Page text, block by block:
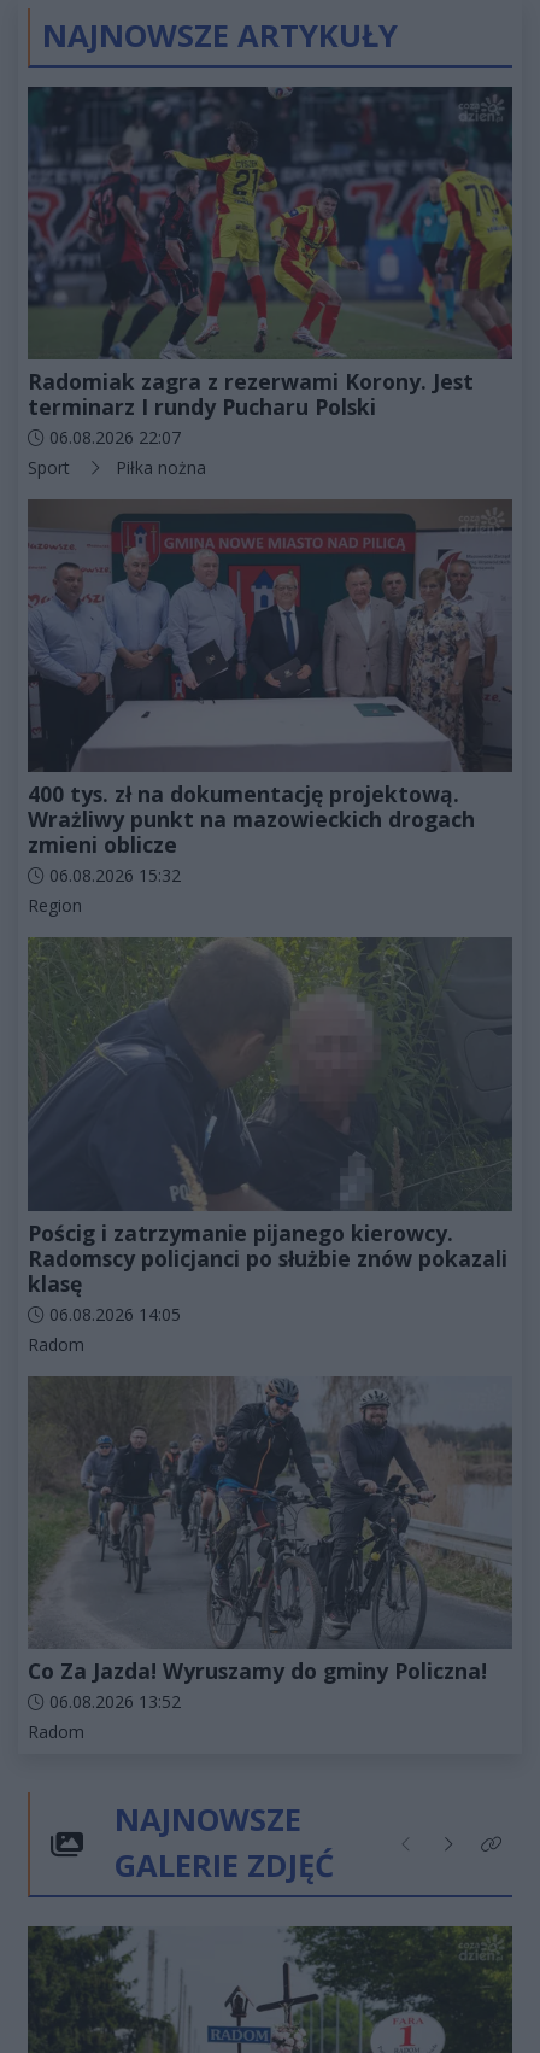
NAJNOWSZE ARTYKUŁY
Radomiak zagra z rezerwami Korony. Jest
terminarz I rundy Pucharu Polski
Data dodania artykułu:
06.08.2026 22:07
Kategorie artykułu:
Sport Piłka nożna
400 tys. zł na dokumentację projektową.
Wrażliwy punkt na mazowieckich drogach
zmieni oblicze
Data dodania artykułu:
06.08.2026 15:32
Kategorie artykułu:
Region
Pościg i zatrzymanie pijanego kierowcy.
Radomscy policjanci po służbie znów pokazali
klasę
Data dodania artykułu:
06.08.2026 14:05
Kategorie artykułu:
Radom
Co Za Jazda! Wyruszamy do gminy Policzna!
Data dodania artykułu:
06.08.2026 13:52
Kategorie artykułu:
Radom
NAJNOWSZE
GALERIE ZDJĘĆ
Poprzednie
NastępneKliknij